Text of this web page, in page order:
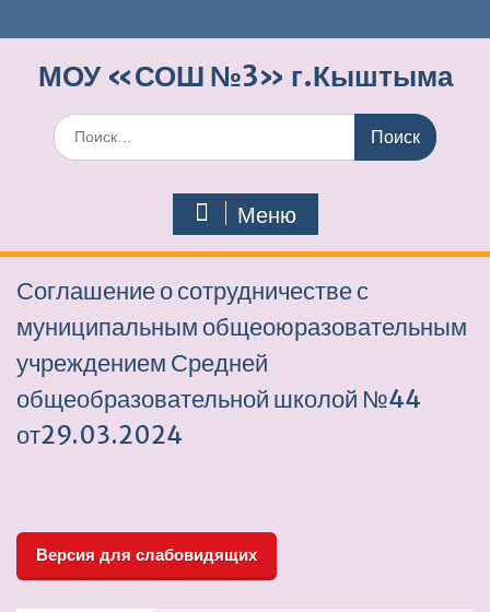
к
МОУ «СОШ №3» г.Кыштыма
Поиск
по:
Меню
Соглашение о сотрудничестве с
муниципальным общеоюразовательным
учреждением Средней
общеобразовательной школой №44
от29.03.2024
Версия для слабовидящих